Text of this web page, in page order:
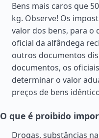
Bens mais caros que
kg. Observe! Os
valor dos bens, para o
oficial da alfândega
outros documentos
documentos, os
determinar o valor
preços de bens
O que é proibido
Drogas, substâncias